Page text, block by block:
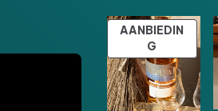
AANBIEDIN
G PRODUCT
IN
DE